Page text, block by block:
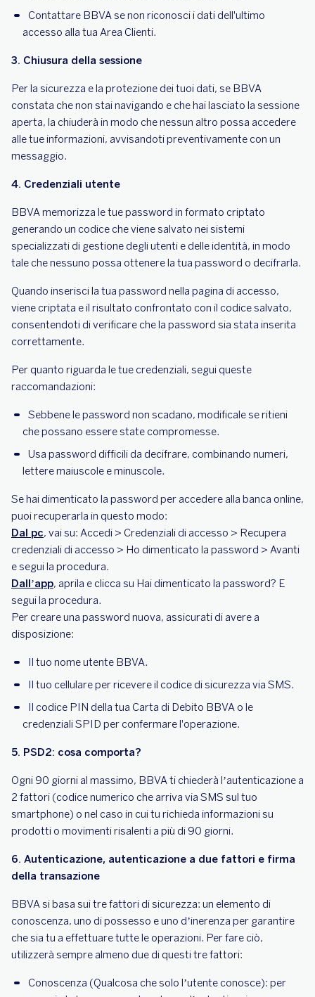
Contattare BBVA se non riconosci i dati dell'ultimo
accesso alla tua Area Clienti.
3. Chiusura della sessione
Per la sicurezza e la protezione dei tuoi dati, se BBVA
constata che non stai navigando e che hai lasciato la sessione
aperta, la chiuderà in modo che nessun altro possa accedere
alle tue informazioni, avvisandoti preventivamente con un
messaggio.
4. Credenziali utente
BBVA memorizza le tue password in formato criptato
generando un codice che viene salvato nei sistemi
specializzati di gestione degli utenti e delle identità, in modo
tale che nessuno possa ottenere la tua password o decifrarla.
Quando inserisci la tua password nella pagina di accesso,
viene criptata e il risultato confrontato con il codice salvato,
consentendoti di verificare che la password sia stata inserita
correttamente.
Per quanto riguarda le tue credenziali, segui queste
raccomandazioni:
Sebbene le password non scadano, modificale se ritieni
che possano essere state compromesse.
Usa password difficili da decifrare, combinando numeri,
lettere maiuscole e minuscole.
Se hai dimenticato la password per accedere alla banca online,
puoi recuperarla in questo modo:
Dal pc, vai su: Accedi > Credenziali di accesso > Recupera
credenziali di accesso > Ho dimenticato la password > Avanti
e segui la procedura.
Dall’app, aprila e clicca su Hai dimenticato la password? E
segui la procedura.
Per creare una password nuova, assicurati di avere a
disposizione:
Il tuo nome utente BBVA.
Il tuo cellulare per ricevere il codice di sicurezza via SMS.
Il codice PIN della tua Carta di Debito BBVA o le
credenziali SPID per confermare l'operazione.
5. PSD2: cosa comporta?
Ogni 90 giorni al massimo, BBVA ti chiederà l’autenticazione a
2 fattori (codice numerico che arriva via SMS sul tuo
smartphone) o nel caso in cui tu richieda informazioni su
prodotti o movimenti risalenti a più di 90 giorni.
6. Autenticazione, autenticazione a due fattori e firma
della transazione
BBVA si basa sui tre fattori di sicurezza: un elemento di
conoscenza, uno di possesso e uno d’inerenza per garantire
che sia tu a effettuare tutte le operazioni. Per fare ciò,
utilizzerà sempre almeno due di questi tre fattori:
Conoscenza (Qualcosa che solo l’utente conosce): per